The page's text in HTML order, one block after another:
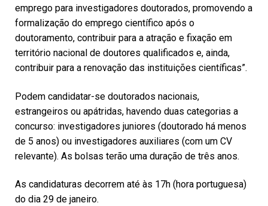
emprego para investigadores doutorados, promovendo a
formalização do emprego científico após o
doutoramento, contribuir para a atração e fixação em
território nacional de doutores qualificados e, ainda,
contribuir para a renovação das instituições científicas”.
Podem candidatar-se doutorados nacionais,
estrangeiros ou apátridas, havendo duas categorias a
concurso: investigadores juniores (doutorado há menos
de 5 anos) ou investigadores auxiliares (com um CV
relevante). As bolsas terão uma duração de três anos.
As candidaturas decorrem até às 17h (hora portuguesa)
do dia 29 de janeiro.